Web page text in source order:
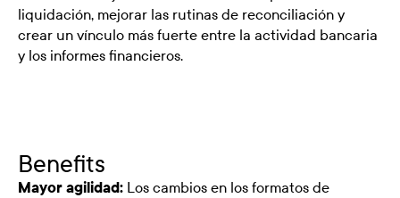
liquidación, mejorar las rutinas de reconciliación y
crear un vínculo más fuerte entre la actividad bancaria
y los informes financieros.
Benefits
Mayor agilidad: Los cambios en los formatos de